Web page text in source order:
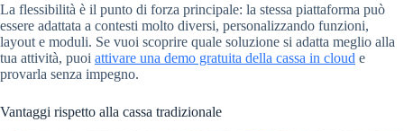
La flessibilità è il punto di forza principale: la stessa piattaforma può
essere adattata a contesti molto diversi, personalizzando funzioni,
layout e moduli. Se vuoi scoprire quale soluzione si adatta meglio alla
tua attività, puoi attivare una demo gratuita della cassa in cloud e
provarla senza impegno.
Vantaggi rispetto alla cassa tradizionale